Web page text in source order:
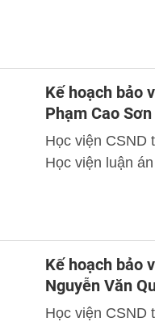
Kế hoạch bảo
Phạm Cao Sơn
Học viện CSND
Học viện luận
Kế hoạch bảo
Nguyễn Văn
Học viện CSND